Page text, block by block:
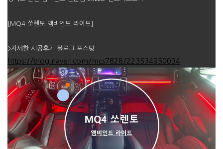
[MQ4 쏘렌토 엠비언트 라이트]
>자세한 시공후기 블로그 포스팅
https://blog.naver.com/mcs7828/223534950034